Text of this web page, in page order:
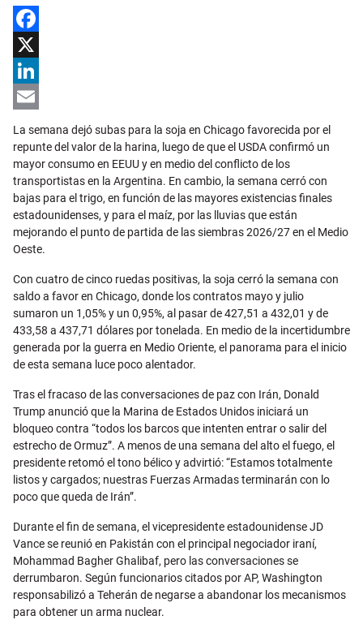
Facebook
X
LinkedIn
La semana dejó subas para la soja en Chicago favorecida por el
repunte del valor de la harina, luego de que el USDA confirmó un
mayor consumo en EEUU y en medio del conflicto de los
transportistas en la Argentina. En cambio, la semana cerró con
bajas para el trigo, en función de las mayores existencias finales
estadounidenses, y para el maíz, por las lluvias que están
mejorando el punto de partida de las siembras 2026/27 en el Medio
Oeste.
Con cuatro de cinco ruedas positivas, la soja cerró la semana con
saldo a favor en Chicago, donde los contratos mayo y julio
sumaron un 1,05% y un 0,95%, al pasar de 427,51 a 432,01 y de
433,58 a 437,71 dólares por tonelada. En medio de la incertidumbre
generada por la guerra en Medio Oriente, el panorama para el inicio
de esta semana luce poco alentador.
Tras el fracaso de las conversaciones de paz con Irán, Donald
Trump anunció que la Marina de Estados Unidos iniciará un
bloqueo contra “todos los barcos que intenten entrar o salir del
estrecho de Ormuz”. A menos de una semana del alto el fuego, el
presidente retomó el tono bélico y advirtió: “Estamos totalmente
listos y cargados; nuestras Fuerzas Armadas terminarán con lo
poco que queda de Irán”.
Durante el fin de semana, el vicepresidente estadounidense JD
Vance se reunió en Pakistán con el principal negociador iraní,
Mohammad Bagher Ghalibaf, pero las conversaciones se
derrumbaron. Según funcionarios citados por AP, Washington
responsabilizó a Teherán de negarse a abandonar los mecanismos
para obtener un arma nuclear.